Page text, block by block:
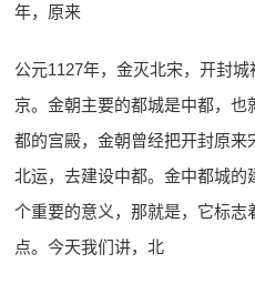
年，原来
公元1127年，金灭北宋，开封
京。金朝主要的都城是中都，
都的宫殿，金朝曾经把开封原
北运，去建设中都。金中都城
个重要的意义，那就是，它标
点。今天我们讲，北